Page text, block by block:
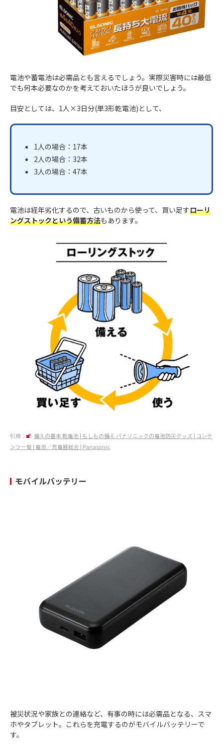
電池や蓄電池は必需品とも言えるでしょう。実際災害時には最低
でも何本必要なのかを考えておいたほうが良いでしょう。
目安としては、1人×3日分(単3形乾電池)として、
1人の場合：17本
2人の場合：32本
3人の場合：47本
電池は経年劣化するので、古いものから使って、買い足すローリ
ングストックという備蓄方法もあります。
引用：
備えの基本 乾電池 | もしもの備え パナソニックの電池防災グッズ | コンテ
ンツ一覧 | 電池／充電器総合 | Panasonic
モバイルバッテリー
被災状況や家族との連絡など、有事の時には必需品となる、スマ
ホやタブレット。これらを充電するのがモバイルバッテリーで
す。